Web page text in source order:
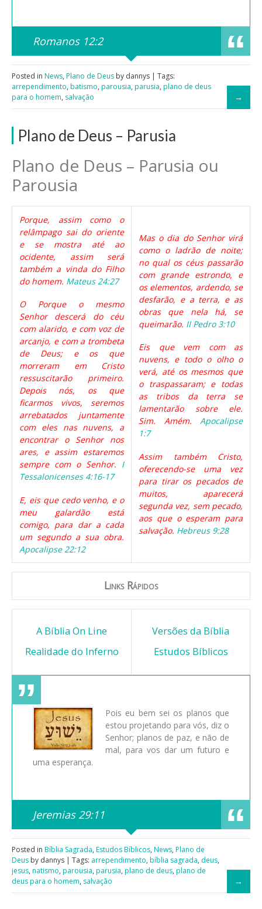
Romanos 12:2
Posted in News, Plano de Deus by dannys | Tags:
arrependimento, batismo, parousia, parusia, plano de deus
para o homem, salvação
Plano de Deus – Parusia
Plano de Deus – Parusia ou
Parousia
Porque, assim como o
relâmpago sai do oriente
e se mostra até ao
ocidente, assim será
também a vinda do Filho
do homem. Mateus 24:27
O Porque o mesmo
Senhor descerá do céu
com alarido, e com voz de
arcanjo, e com a trombeta
de Deus; e os que
morreram em Cristo
ressuscitarão primeiro.
Depois nós, os que
ficarmos vivos, seremos
arrebatados juntamente
com eles nas nuvens, a
encontrar o Senhor nos
ares, e assim estaremos
sempre com o Senhor. I
Tessalonicenses 4:16-17
E, eis que cedo venho, e o
meu galardão está
comigo, para dar a cada
um segundo a sua obra.
Apocalipse 22:12
Mas o dia do Senhor virá
como o ladrão de noite;
no qual os céus passarão
com grande estrondo, e
os elementos, ardendo, se
desfarão, e a terra, e as
obras que nela há, se
queimarão. II Pedro 3:10
Eis que vem com as
nuvens, e todo o olho o
verá, até os mesmos que
o traspassaram; e todas
as tribos da terra se
lamentarão sobre ele.
Sim. Amém. Apocalipse
1:7
Assim também Cristo,
oferecendo-se uma vez
para tirar os pecados de
muitos, aparecerá
segunda vez, sem pecado,
aos que o esperam para
salvação. Hebreus 9:28
Links Rápidos
A Bíblia On Line
Realidade do Inferno
Versões da Bíblia
Estudos Bíblicos
Pois eu bem sei os planos que
estou projetando para vós, diz o
Senhor; planos de paz, e não de
mal, para vos dar um futuro e
uma esperança.
Jeremias 29:11
Posted in Bíblia Sagrada, Estudos Bíblicos, News, Plano de
Deus by dannys | Tags: arrependimento, bíblia sagrada, deus,
jesus, natismo, parousia, parusia, plano de deus, plano de
deus para o homem, salvação